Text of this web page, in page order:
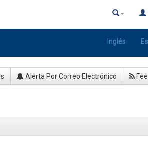
Inglés
Alerta Por Correo Electrónico